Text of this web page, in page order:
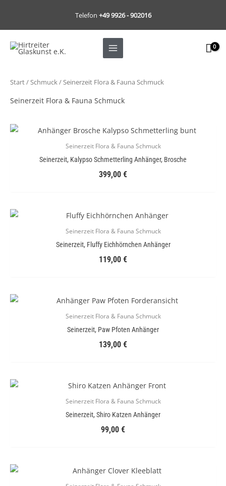
springen
Telefon +49 9926 - 902016
Start/Schmuck/ Seinerzeit Flora & Fauna Schmuck
Seinerzeit Flora & Fauna Schmuck
Seinerzeit Flora & Fauna Schmuck
Seinerzeit, Kalypso Schmetterling Anhänger, Brosche
399,00 €
Seinerzeit Flora & Fauna Schmuck
Seinerzeit, Fluffy Eichhörnchen Anhänger
119,00 €
Seinerzeit Flora & Fauna Schmuck
Seinerzeit, Paw Pfoten Anhänger
139,00 €
Seinerzeit Flora & Fauna Schmuck
Seinerzeit, Shiro Katzen Anhänger
99,00 €